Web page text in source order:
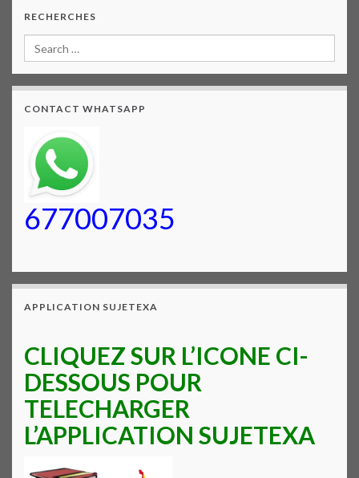
RECHERCHES
CONTACT WHATSAPP
677007035
APPLICATION SUJETEXA
CLIQUEZ SUR L’ICONE CI-
DESSOUS POUR
TELECHARGER
L’APPLICATION SUJETEXA